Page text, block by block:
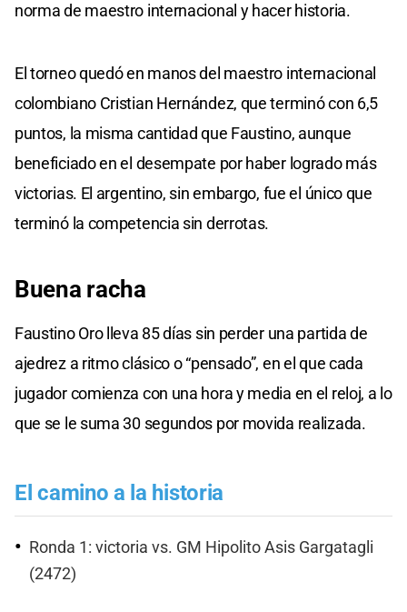
norma de maestro internacional y hacer historia.
El torneo quedó en manos del maestro internacional
colombiano Cristian Hernández, que terminó con 6,5
puntos, la misma cantidad que Faustino, aunque
beneficiado en el desempate por haber logrado más
victorias. El argentino, sin embargo, fue el único que
terminó la competencia sin derrotas.
Buena racha
Faustino Oro lleva 85 días sin perder una partida de
ajedrez a ritmo clásico o “pensado”, en el que cada
jugador comienza con una hora y media en el reloj, a lo
que se le suma 30 segundos por movida realizada.
El camino a la historia
Ronda 1: victoria vs. GM Hipolito Asis Gargatagli
(2472)